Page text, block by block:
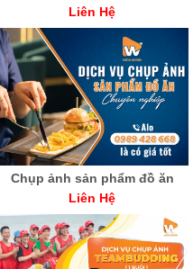
Liên Hệ
Chụp ảnh sản phẩm đồ ăn
Liên Hệ